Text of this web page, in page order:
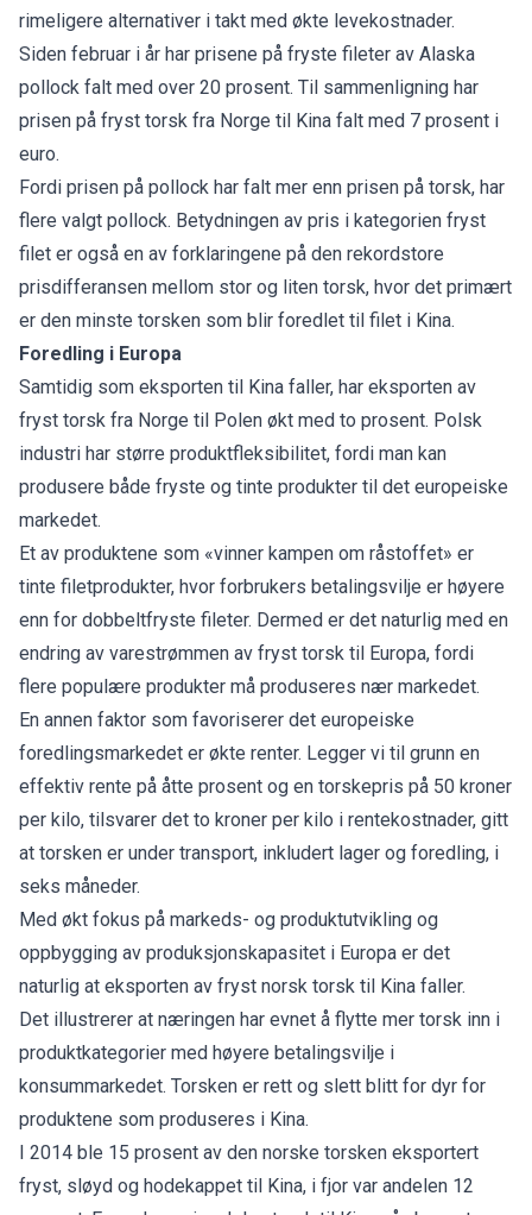
rimeligere alternativer i takt med økte levekostnader.
Siden februar i år har prisene på fryste fileter av Alaska
pollock falt med over 20 prosent. Til sammenligning har
prisen på fryst torsk fra Norge til Kina falt med 7 prosent i
euro.
Fordi prisen på pollock har falt mer enn prisen på torsk, har
flere valgt pollock. Betydningen av pris i kategorien fryst
filet er også en av forklaringene på den rekordstore
prisdifferansen mellom stor og liten torsk, hvor det primært
er den minste torsken som blir foredlet til filet i Kina.
Foredling i Europa
Samtidig som eksporten til Kina faller, har eksporten av
fryst torsk fra Norge til Polen økt med to prosent. Polsk
industri har større produktfleksibilitet, fordi man kan
produsere både fryste og tinte produkter til det europeiske
markedet.
Et av produktene som «vinner kampen om råstoffet» er
tinte filetprodukter, hvor forbrukers betalingsvilje er høyere
enn for dobbeltfryste fileter. Dermed er det naturlig med en
endring av varestrømmen av fryst torsk til Europa, fordi
flere populære produkter må produseres nær markedet.
En annen faktor som favoriserer det europeiske
foredlingsmarkedet er økte renter. Legger vi til grunn en
effektiv rente på åtte prosent og en torskepris på 50 kroner
per kilo, tilsvarer det to kroner per kilo i rentekostnader, gitt
at torsken er under transport, inkludert lager og foredling, i
seks måneder.
Med økt fokus på markeds- og produktutvikling og
oppbygging av produksjonskapasitet i Europa er det
naturlig at eksporten av fryst norsk torsk til Kina faller.
Det illustrerer at næringen har evnet å flytte mer torsk inn i
produktkategorier med høyere betalingsvilje i
konsummarkedet. Torsken er rett og slett blitt for dyr for
produktene som produseres i Kina.
I 2014 ble 15 prosent av den norske torsken eksportert
fryst, sløyd og hodekappet til Kina, i fjor var andelen 12